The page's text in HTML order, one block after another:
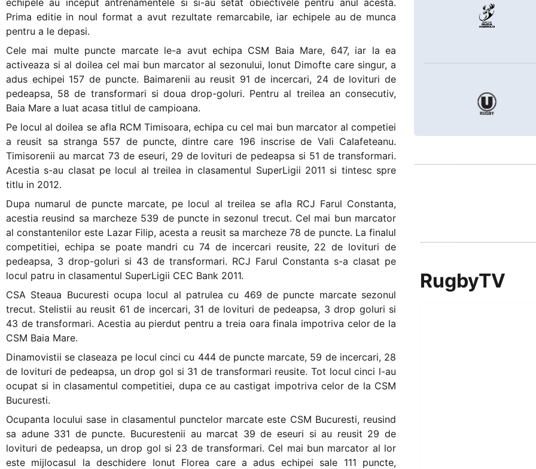
press
"Ctrl
/".
This
shortcut
activates
the
screen
to
help
you
and
interact
with
the
content.
Prima editie in noul format a avut rezultate remarcabile, iar echipele au de munca
pentru a le depasi.
Cele mai multe puncte marcate le-a avut echipa CSM Baia Mare, 647, iar la ea
activeaza si al doilea cel mai bun marcator al sezonului, Ionut Dimofte care singur, a
adus echipei 157 de puncte. Baimarenii au reusit 91 de incercari, 24 de lovituri de
pedeapsa, 58 de transformari si doua drop-goluri. Pentru al treilea an consecutiv,
Baia Mare a luat acasa titlul de campioana.
Pe locul al doilea se afla RCM Timisoara, echipa cu cel mai bun marcator al competiei
a reusit sa stranga 557 de puncte, dintre care 196 inscrise de Vali Calafeteanu.
Timisorenii au marcat 73 de eseuri, 29 de lovituri de pedeapsa si 51 de transformari.
Acestia s-au clasat pe locul al treilea in clasamentul SuperLigii 2011 si tintesc spre
titlu in 2012.
Dupa numarul de puncte marcate, pe locul al treilea se afla RCJ Farul Constanta,
acestia reusind sa marcheze 539 de puncte in sezonul trecut. Cel mai bun marcator
al constantenilor este Lazar Filip, acesta a reusit sa marcheze 78 de puncte. La finalul
competitiei, echipa se poate mandri cu 74 de incercari reusite, 22 de lovituri de
pedeapsa, 3 drop-goluri si 43 de transformari. RCJ Farul Constanta s-a clasat pe
locul patru in clasamentul SuperLigii CEC Bank 2011.
CSA Steaua Bucuresti ocupa locul al patrulea cu 469 de puncte marcate sezonul
trecut. Stelistii au reusit 61 de incercari, 31 de lovituri de pedeapsa, 3 drop goluri si
43 de transformari. Acestia au pierdut pentru a treia oara finala impotriva celor de la
CSM Baia Mare.
Dinamovistii se claseaza pe locul cinci cu 444 de puncte marcate, 59 de incercari, 28
de lovituri de pedeapsa, un drop gol si 31 de transformari reusite. Tot locul cinci l-au
ocupat si in clasamentul competitiei, dupa ce au castigat impotriva celor de la CSM
Bucuresti.
Ocupanta locului sase in clasamentul punctelor marcate este CSM Bucuresti, reusind
sa adune 331 de puncte. Bucurestenii au marcat 39 de eseuri si au reusit 29 de
lovituri de pedeapsa, un drop gol si 23 de transformari. Cel mai bun marcator al lor
este mijlocasul la deschidere Ionut Florea care a adus echipei sale 111 puncte,
RugbyTV